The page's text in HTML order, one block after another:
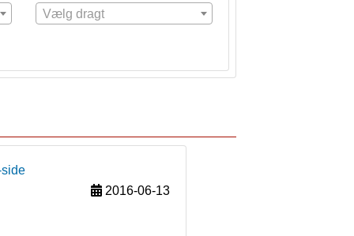
Vælg dragt
2016-06-13